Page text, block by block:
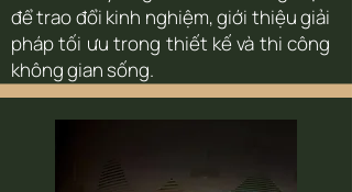
để trao đổi kinh nghiệm, giới thiệu giải
pháp tối ưu trong thiết kế và thi công
không gian sống.